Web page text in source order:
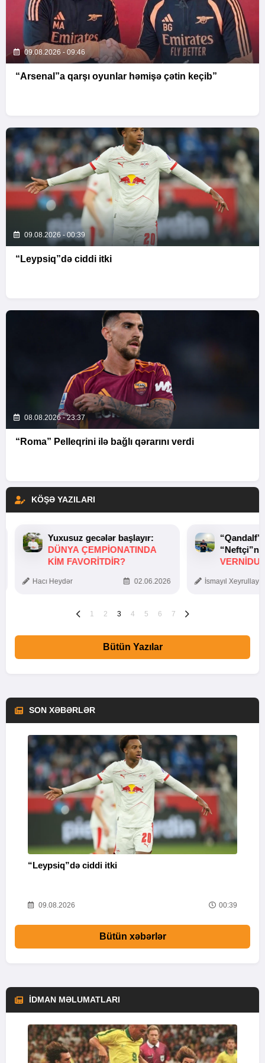
09.08.2026 - 09:46
“Arsenal”a qarşı oyunlar həmişə çətin keçib”
09.08.2026 - 00:39
“Leypsiq”də ciddi itki
08.08.2026 - 23:37
“Roma” Pelleqrini ilə bağlı qərarını verdi
KÖŞƏ YAZILARI
Yuxusuz gecələr başlayır:
DÜNYA ÇEMPIONATINDA
KIM FAVORITDIR?
Hacı Heydər 02.06.2026 İsmayıl
1 2 3 4 5 6 7
Bütün Yazılar
SON XƏBƏRLƏR
“Leypsiq”də ciddi itki
09.08.2026 00:39
Bütün xəbərlər
İDMAN MƏLUMATLARI